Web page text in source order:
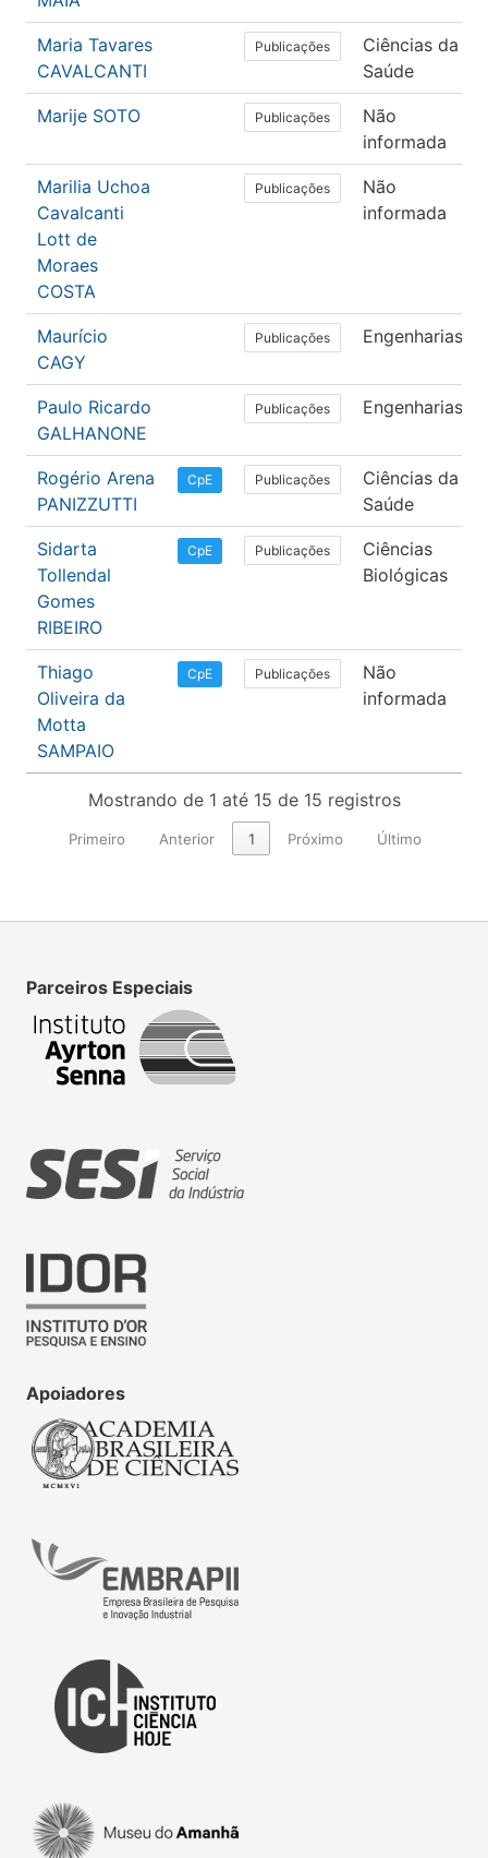
Maria Tavares
CAVALCANTI
Publicações
Ciências da
Saúde
Marije SOTO Publicações
Não
informada
Marilia Uchoa
Cavalcanti
Lott de
Moraes
COSTA
Publicações
Não
informada
Maurício
CAGY
Publicações Engenharias
Paulo Ricardo
GALHANONE
Publicações Engenharias
Rogério Arena
PANIZZUTTI
CpE Publicações
Ciências da
Saúde
Sidarta
Tollendal
Gomes
RIBEIRO
CpE Publicações
Ciências
Biológicas
Thiago
Oliveira da
Motta
SAMPAIO
CpE Publicações
Não
informada
Mostrando de 1 até 15 de 15 registros
Primeiro Anterior 1 Próximo Último
Parceiros Especiais
Apoiadores